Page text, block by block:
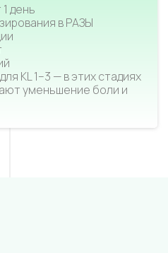
день
в РАЗЫ
KL 1–3 — в этих стадиях
уменьшение боли и